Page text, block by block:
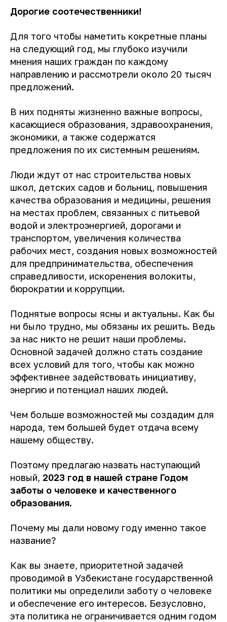
Дорогие соотечественники!
Для того чтобы наметить кокретные планы
на следующий год, мы глубоко изучили
мнения наших граждан по каждому
направлению и рассмотрели около 20 тысяч
предложений.
В них подняты жизненно важные вопросы,
касающиеся образования, здравоохранения,
экономики, а также содержатся
предложения по их системным решениям.
Люди ждут от нас строительства новых
школ, детских садов и больниц, повышения
качества образования и медицины, решения
на местах проблем, связанных с питьевой
водой и электроэнергией, дорогами и
транспортом, увеличения количества
рабочих мест, создания новых возможностей
для предпринимательства, обеспечения
справедливости, искоренения волокиты,
бюрократии и коррупции.
Поднятые вопросы ясны и актуальны. Как бы
ни было трудно, мы обязаны их решить. Ведь
за нас никто не решит наши проблемы.
Основной задачей должно стать создание
всех условий для того, чтобы как можно
эффективнее задействовать инициативу,
энергию и потенциал наших людей.
Чем больше возможностей мы создадим для
народа, тем большей будет отдача всему
нашему обществу.
Поэтому предлагаю назвать наступающий
новый, 2023 год в нашей стране Годом
заботы о человеке и качественного
образования.
Почему мы дали новому году именно такое
название?
Как вы знаете, приоритетной задачей
проводимой в Узбекистане государственной
политики мы определили заботу о человеке
и обеспечение его интересов. Безусловно,
эта политика не ограничивается одним годом